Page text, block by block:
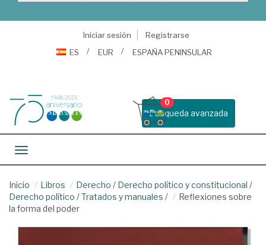
Iniciar sesión
Registrarse
ES
EUR ESPAÑA PENINSULAR
Busqueda avanzada
0
Toggle navigation
Inicio Libros Derecho / Derecho político y constitucional /
Derecho político /Tratados y manuales /
Reflexiones sobre
la forma del poder